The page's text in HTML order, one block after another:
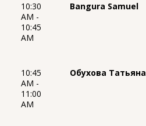
10:30
AM -
10:45
AM
Bangura Samuel
10:45
AM -
11:00
AM
Обухова Татьяна